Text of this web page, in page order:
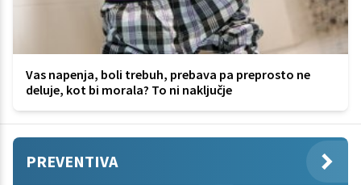
Vas napenja, boli trebuh, prebava pa preprosto ne
deluje, kot bi morala? To ni naključje
PREVENTIVA